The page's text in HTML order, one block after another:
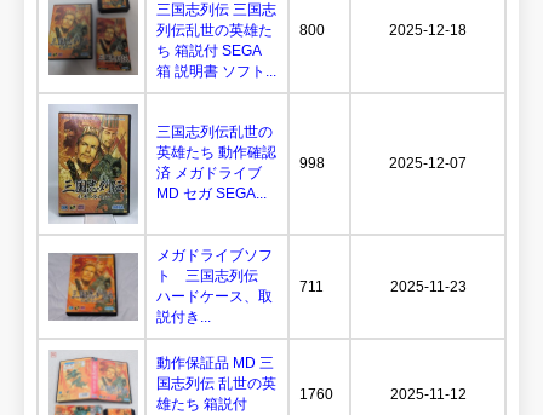
三国志列伝 三国志
列伝乱世の英雄た
ち 箱説付 SEGA
箱 説明書 ソフト...
800 2025-12-18
三国志列伝乱世の
英雄たち 動作確認
済 メガドライブ
MD セガ SEGA...
998 2025-12-07
メガドライブソフ
ト 三国志列伝
ハードケース、取
説付き...
711 2025-11-23
動作保証品 MD 三
国志列伝 乱世の英
雄たち 箱説付
1760 2025-11-12